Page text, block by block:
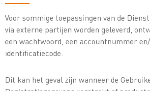
Voor sommige toepassingen van de
via externe partijen worden geleverd,
een wachtwoord, een accountnummer
identificatiecode.
Dit kan het geval zijn wanneer de